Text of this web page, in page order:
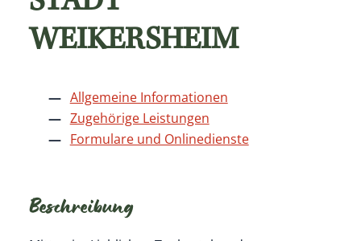
WEIKERSHEIM
Allgemeine Informationen
Zugehörige Leistungen
Formulare und Onlinedienste
Beschreibung